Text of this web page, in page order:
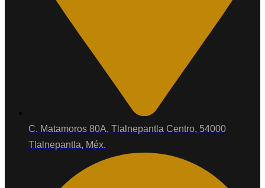
C. Matamoros 80A, Tlalnepantla Centro, 54000
Tlalnepantla, Méx.